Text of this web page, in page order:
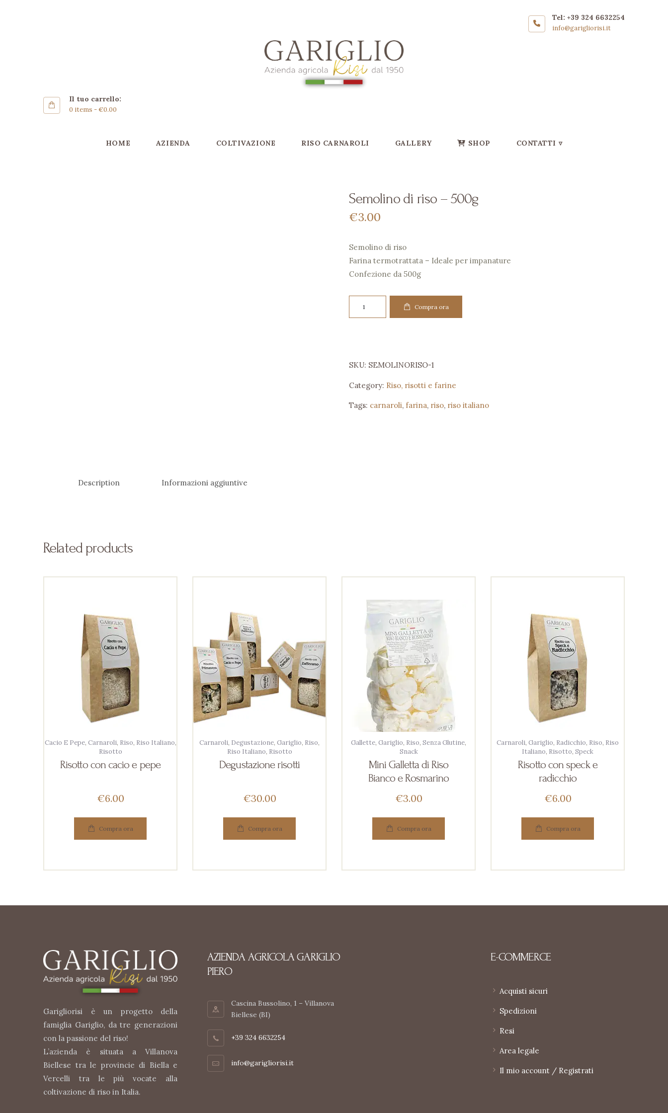
Tel: +39 324 6632254
info@garigliorisi.it
Il tuo carrello:
0 items -€0.00
HOME AZIENDA COLTIVAZIONE RISO CARNAROLI GALLERY SHOP CONTATTI ▿
SHOP
Semolino di riso – 500g
€3 00
Semolino di riso
Farina termotrattata – Ideale per impanature
Confezione da 500g
di
quantity
Compra ora
SKU: SEMOLINORISO-1
Category: Riso, risotti e farine
Tags: carnaroli, farina, riso, riso italiano
Description Informazioni aggiuntive
Related products
Cacio E Pepe, Carnaroli, Riso, Riso Italiano,
Risotto
Risotto con cacio e pepe
€6 00
Compra ora
Carnaroli, Degustazione, Gariglio, Riso,
Riso Italiano, Risotto
Degustazione risotti
€30 00
Compra ora
Gallette, Gariglio, Riso, Senza Glutine,
Snack
Mini Galletta di Riso
Bianco e Rosmarino
€3 00
Compra ora
Carnaroli, Gariglio, Radicchio, Riso, Riso
Italiano, Risotto, Speck
Risotto con speck e
radicchio
€6 00
Compra ora
Garigliorisi è un progetto della
famiglia Gariglio, da tre generazioni
con la passione del riso!
L’azienda è situata a Villanova
Biellese tra le provincie di Biella e
Vercelli tra le più vocate alla
coltivazione di riso in Italia.
AZIENDA AGRICOLA GARIGLIO
PIERO
Cascina Bussolino, 1 – Villanova
Biellese (BI)
+39 324 6632254
info@garigliorisi.it
E-COMMERCE
Acquisti sicuri
Spedizioni
Resi
Area legale
Il mio account / Registrati